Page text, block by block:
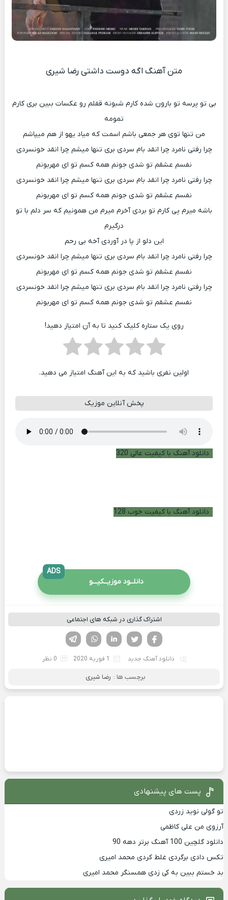
متن آهنگ اگه دوست داشتی رضا شیری
بی تو پرسه تو بارون شده کارم شبونه قفلم رو عکسات ببین بری کارم
تمومه
من تنها توی هر جمعی باشم اسمت که میاد یهو از هم میپاشم
چرا رفتی نامرد چرا انقد بام سردی بری تنها میشم چرا انقد خونسردی
نفسم عشقم تو شدی جونم همه کسم تو ای مهربونم
چرا رفتی نامرد چرا انقد بام سردی بری تنها میشم چرا انقد خونسردی
نفسم عشقم تو شدی جونم همه کسم تو ای مهربونم
باشه میرم پی کارم تو بردی آخرم میرم من همونیم که سر دلم با تو
درگیرم
این دلو از پا در آوردی آخه بی رحم
چرا رفتی نامرد چرا انقد بام سردی بری تنها میشم چرا انقد خونسردی
نفسم عشقم تو شدی جونم همه کسم تو ای مهربونم
چرا رفتی نامرد چرا انقد بام سردی بری تنها میشم چرا انقد خونسردی
نفسم عشقم تو شدی جونم همه کسم تو ای مهربونم
روی یک ستاره کلیک کنید تا به آن امتیاز دهید!
اولین نفری باشید که به این آهنگ امتیاز می دهید.
پخش آنلاین موزیک
دانلود آهنگ با کیفیت عالی 320
دانلود آهنگ با کیفیت خوب 128
دانلــود موزیــکیـــو
ADS
اشتراک گذاری در شبکه های اجتماعی
لینکدین تویتر
فیسوک
دانلود آهنگ جدید 1 فوریه 2020 0 نظر
برچسب ها : رضا شیری
پست های پیشنهادی
تو گولی نوید زردی
آرزوی من علی کاظمی
دانلود گلچین 100 آهنگ برتر دهه 90
تکس دادی برگردی غلط کردی محمد امیری
بد خستم ببین به کی زدی همسنگر محمد امیری